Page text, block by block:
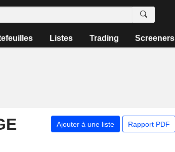
Listes Trading Screeners
Ajouter à une liste Rapport PDF